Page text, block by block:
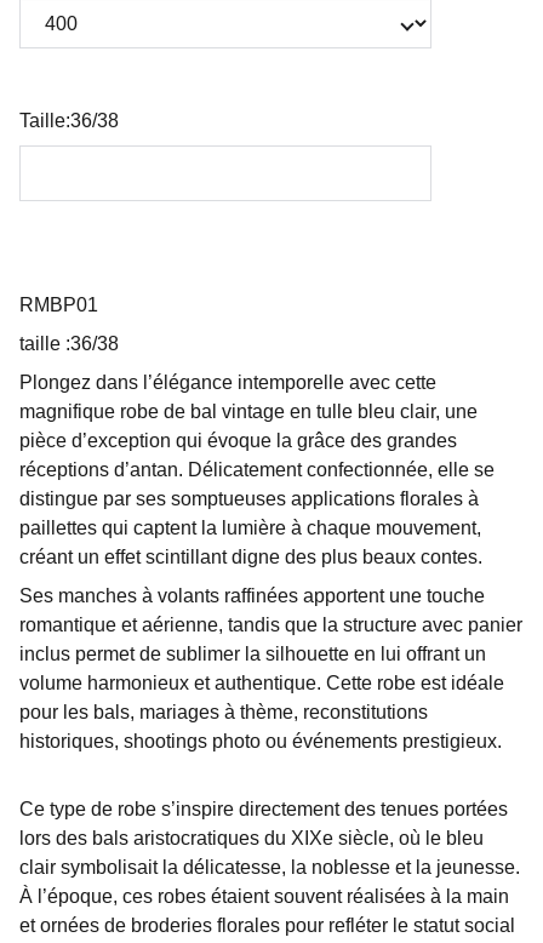
Taille:36/38
RMBP01
taille :36/38
Plongez dans l’élégance intemporelle avec cette
magnifique robe de bal vintage en tulle bleu clair, une
pièce d’exception qui évoque la grâce des grandes
réceptions d’antan. Délicatement confectionnée, elle se
distingue par ses somptueuses applications florales à
paillettes qui captent la lumière à chaque mouvement,
créant un effet scintillant digne des plus beaux contes.
Ses manches à volants raffinées apportent une touche
romantique et aérienne, tandis que la structure avec panier
inclus permet de sublimer la silhouette en lui offrant un
volume harmonieux et authentique. Cette robe est idéale
pour les bals, mariages à thème, reconstitutions
historiques, shootings photo ou événements prestigieux.
Ce type de robe s’inspire directement des tenues portées
lors des bals aristocratiques du XIXe siècle, où le bleu
clair symbolisait la délicatesse, la noblesse et la jeunesse.
À l’époque, ces robes étaient souvent réalisées à la main
et ornées de broderies florales pour refléter le statut social